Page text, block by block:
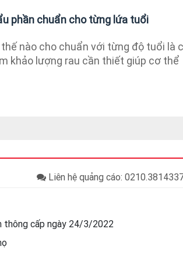
phần chuẩn cho từng lứa tuổi
nào cho chuẩn với từng độ tuổi là
khảo lượng rau cần thiết giúp cơ thể
Liên hệ quảng cáo:
thông cấp ngày 24/3/2022